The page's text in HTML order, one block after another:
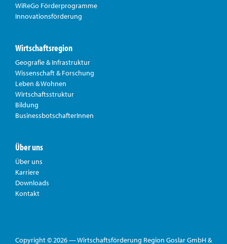
WiReGo Förderprogramme
Innovationsförderung
Wirtschaftsregion
Geografie & Infrastruktur
Wissenschaft & Forschung
Leben & Wohnen
Wirtschaftsstruktur
Bildung
BusinessbotschafterInnen
Über uns
Über uns
Karriere
Downloads
Kontakt
Copyright © 2026 — Wirtschaftsförderung Region Goslar GmbH &